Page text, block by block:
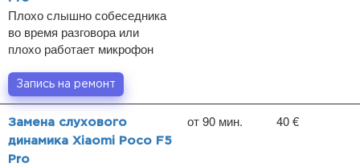
Плохо слышно собеседника
во время разговора или
плохо работает микрофон
Запись на ремонт
Замена слухового
динамика Xiaomi Poco F5
Pro
от 90 мин. 40 €